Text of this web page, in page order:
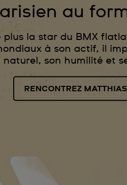
au
plus la star du BMX
à son actif, il
naturel, son humilité et
RENCONTREZ MATTHIAS